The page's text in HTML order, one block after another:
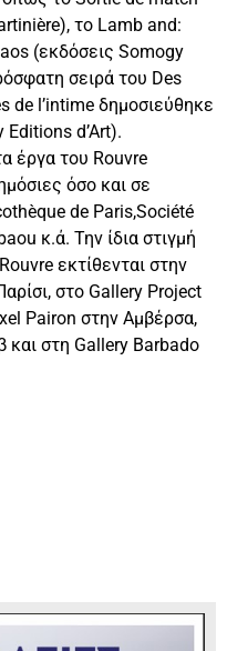
το Lamb and:
(εκδόσεις Somogy
σειρά του Des
de l’intime δημοσιεύθηκε
d’Art).
έργα του Rouvre
όσο και σε
de Paris,Société
κ.ά. Την ίδια στιγμή
εκτίθενται στην
στο Gallery Project
Pairon στην Αμβέρσα,
και στη Gallery Barbado